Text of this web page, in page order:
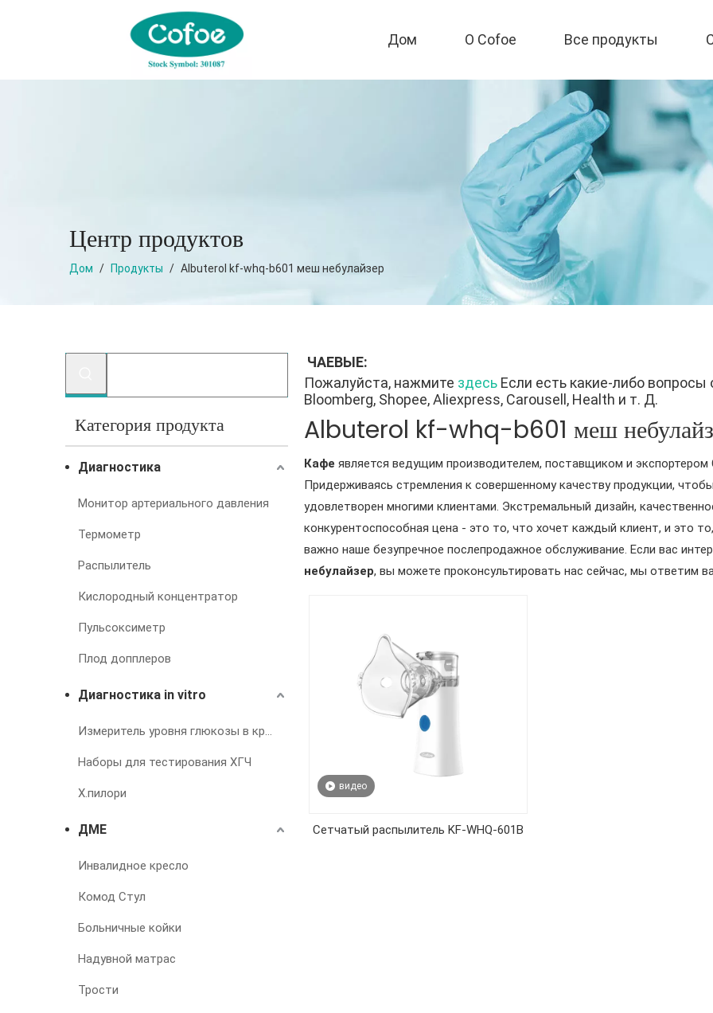
Дом О Cofoe Все продукты
Центр продуктов
Дом / Продукты / Albuterol kf-whq-b601 меш небулайзер
Категория продукта
Диагностика
Монитор артериального давления
Термометр
Распылитель
Кислородный концентратор
Пульсоксиметр
Плод допплеров
Диагностика in vitro
Измеритель уровня глюкозы в крови
Наборы для тестирования ХГЧ
Х.пилори
ДМЕ
Инвалидное кресло
Комод Стул
Больничные койки
Надувной матрас
Трости
ЧАЕВЫЕ:
Пожалуйста, нажмите здесь Если есть какие-либо
Bloomberg, Shopee, Aliexpress, Carousell, Health и т. Д.
Albuterol kf-whq-b601 меш
Кафе является ведущим производителем, поставщиком и экспортером
Придерживаясь стремления к совершенному качеству продукции,
удовлетворен многими клиентами. Экстремальный дизайн,
конкурентоспособная цена - это то, что хочет каждый клиент, и это
важно наше безупречное послепродажное обслуживание. Если вас
небулайзер, вы можете проконсультировать нас сейчас, мы ответим
видео
Сетчатый распылитель KF-WHQ-601B